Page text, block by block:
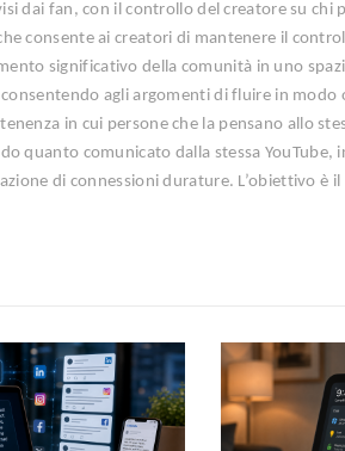
dai fan, con il controllo del creatore su chi
consente ai creatori di mantenere il
significativo della comunità in uno
agli argomenti di fluire in modo
in cui persone che la pensano allo
quanto comunicato dalla stessa YouTube,
di connessioni durature. L’obiettivo è